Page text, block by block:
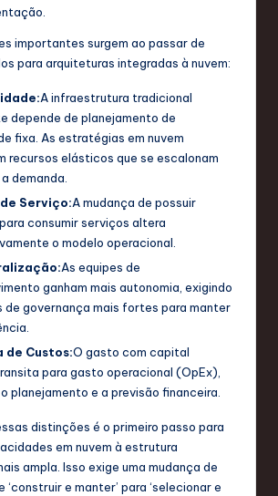
importantes surgem ao passar de
para arquiteturas integradas à nuvem:
A infraestrutura tradicional
depende de planejamento de
fixa. As estratégias em nuvem
recursos elásticos que se escalonam
demanda.
Serviço:A mudança de possuir
consumir serviços altera
o modelo operacional.
As equipes de
ganham mais autonomia, exigindo
de governança mais fortes para manter
de Custos:O gasto com capital
para gasto operacional (OpEx),
planejamento e a previsão financeira.
distinções é o primeiro passo para
em nuvem à estrutura
ampla. Isso exige uma mudança de
‘construir e manter’ para ‘selecionar e